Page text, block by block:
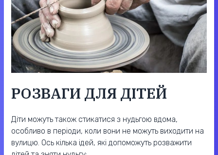
РОЗВАГИ ДЛЯ ДІТЕЙ
Діти можуть також стикатися з нудьгою вдома,
особливо в періоди, коли вони не можуть виходити на
вулицю. Ось кілька ідей, які допоможуть розважити